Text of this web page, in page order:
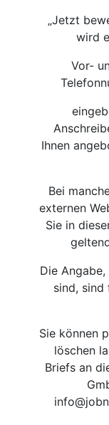
„Jetzt
wird
Vor-
Ihnen
Bei
externen
Sie in
Die
sind,
Sie können
löschen
Briefs an